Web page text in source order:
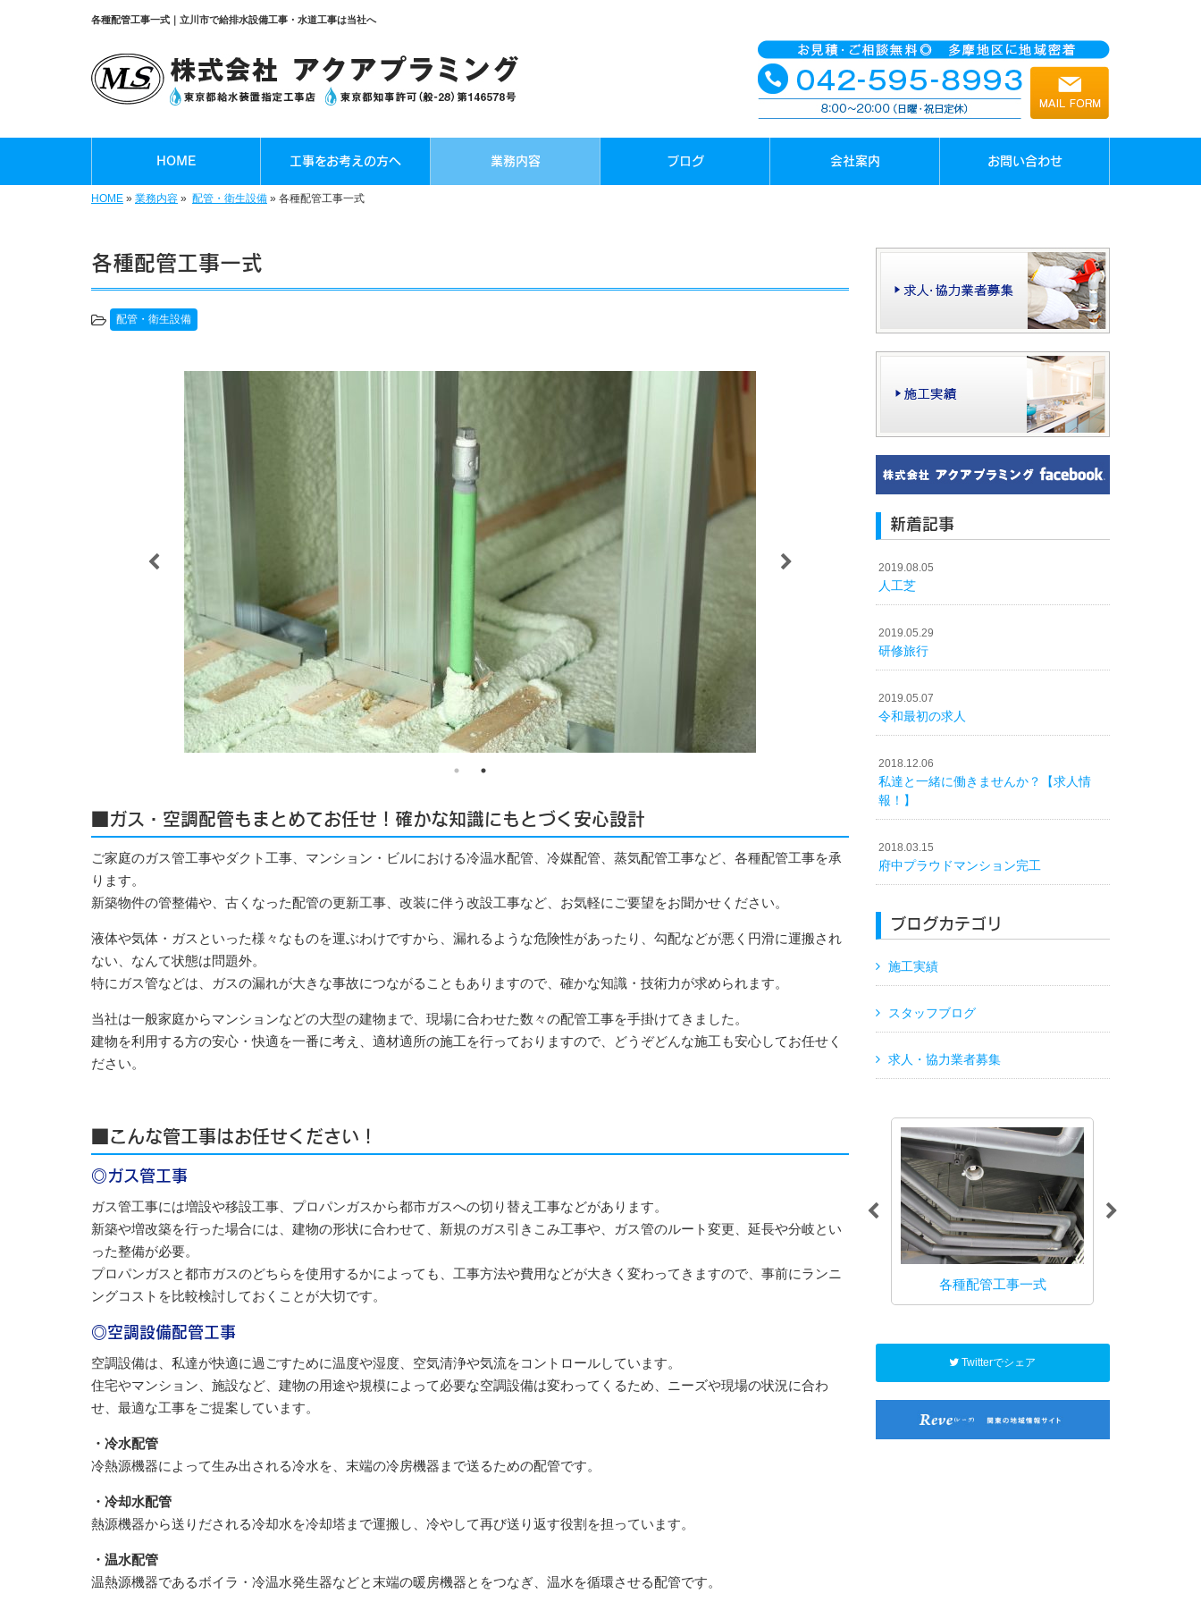
各種配管工事一式｜立川市で給排水設備工事・水道工事は当社へ
HOME 工事をお考えの方へ 業務内容 ブログ 会社案内 お問い合わせ
HOME » 業務内容 » 配管・衛生設備 » 各種配管工事一式
各種配管工事一式
配管・衛生設備
■ガス・空調配管もまとめてお任せ！確かな知識にもとづく安心設計
ご家庭のガス管工事やダクト工事、マンション・ビルにおける冷温水配管、冷媒配管、蒸気配管工事など、各種配管工事を承
ります。
新築物件の管整備や、古くなった配管の更新工事、改装に伴う改設工事など、お気軽にご要望をお聞かせください。
液体や気体・ガスといった様々なものを運ぶわけですから、漏れるような危険性があったり、勾配などが悪く円滑に運搬され
ない、なんて状態は問題外。
特にガス管などは、ガスの漏れが大きな事故につながることもありますので、確かな知識・技術力が求められます。
当社は一般家庭からマンションなどの大型の建物まで、現場に合わせた数々の配管工事を手掛けてきました。
建物を利用する方の安心・快適を一番に考え、適材適所の施工を行っておりますので、どうぞどんな施工も安心してお任せく
ださい。
■こんな管工事はお任せください！
◎ガス管工事
ガス管工事には増設や移設工事、プロパンガスから都市ガスへの切り替え工事などがあります。
新築や増改築を行った場合には、建物の形状に合わせて、新規のガス引きこみ工事や、ガス管のルート変更、延長や分岐とい
った整備が必要。
プロパンガスと都市ガスのどちらを使用するかによっても、工事方法や費用などが大きく変わってきますので、事前にランニ
ングコストを比較検討しておくことが大切です。
◎空調設備配管工事
空調設備は、私達が快適に過ごすために温度や湿度、空気清浄や気流をコントロールしています。
住宅やマンション、施設など、建物の用途や規模によって必要な空調設備は変わってくるため、ニーズや現場の状況に合わ
せ、最適な工事をご提案しています。
・冷水配管
冷熱源機器によって生み出される冷水を、末端の冷房機器まで送るための配管です。
・冷却水配管
熱源機器から送りだされる冷却水を冷却塔まで運搬し、冷やして再び送り返す役割を担っています。
・温水配管
温熱源機器であるボイラ・冷温水発生器などと末端の暖房機器とをつなぎ、温水を循環させる配管です。
新着記事
2019.08.05
人工芝
2019.05.29
研修旅行
2019.05.07
令和最初の求人
2018.12.06
私達と一緒に働きませんか？【求人情
報！】
2018.03.15
府中プラウドマンション完工
ブログカテゴリ
施工実績
スタッフブログ
求人・協力業者募集
水回りリフォーム 給排水衛生設備工事 各種配管工事一式
Twitterでシェア